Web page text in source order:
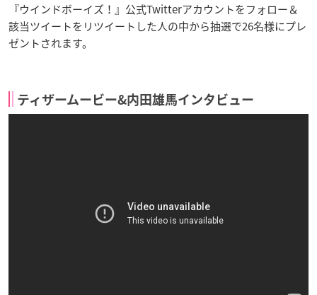
『ウインドボーイズ！』公式Twitterアカウントをフォロー＆
該当ツイートをリツイートした人の中から抽選で26名様にプレ
ゼントされます。
ティザームービー&内田雄馬インタビュー